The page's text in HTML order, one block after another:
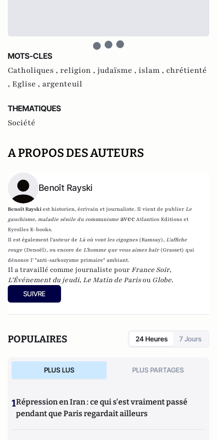
MOTS-CLES
Catholiques , religion , judaïsme , islam , chrétienté
, Eglise , argenteuil
THEMATIQUES
Société
A PROPOS DES AUTEURS
Benoît Rayski
Benoît Rayskiest historien, écrivain et journaliste. Il vient de publier Le
gauchisme, maladie sénile du communisme avec Atlantico Editions et
Eyrolles E-books.
Il est également l'auteur de Là où vont les cigognes (Ramsay), L'affiche
rouge (Denoël), ou encore de L'homme que vous aimez haïr (Grasset) qui
dénonce l' "anti-sarkozysme primaire" ambiant.
Il a travaillé comme journaliste pour France Soir,
L'Événement du jeudi, Le Matin de Parisou Globe.
SUIVRE
POPULAIRES 24 Heures 7 Jours
PLUS LUS PLUS PARTAGES
1Répression en Iran : ce qui s'est vraiment passé
pendant que Paris regardait ailleurs